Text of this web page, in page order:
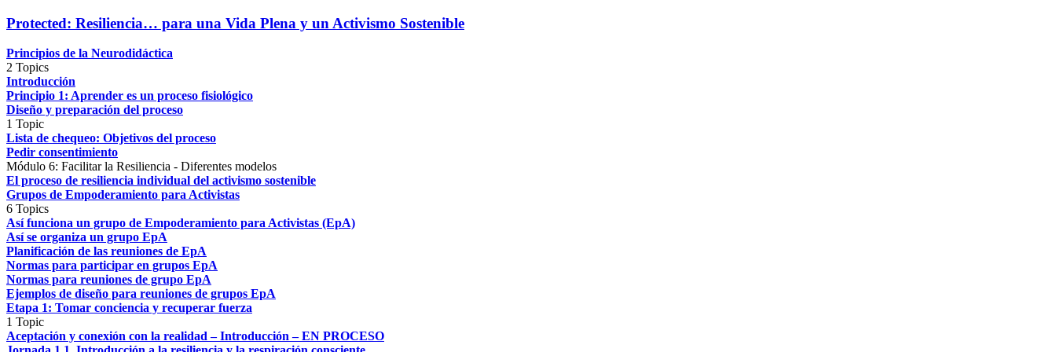
Protected: Resiliencia… para una Vida Plena y un Activismo Sostenible
Principios de la Neurodidáctica
2 Topics
Introducción
Principio 1: Aprender es un proceso fisiológico
Diseño y preparación del proceso
1 Topic
Lista de chequeo: Objetivos del proceso
Pedir consentimiento
Módulo 6: Facilitar la Resiliencia - Diferentes modelos
El proceso de resiliencia individual del activismo sostenible
Grupos de Empoderamiento para Activistas
6 Topics
Así funciona un grupo de Empoderamiento para Activistas (EpA)
Así se organiza un grupo EpA
Planificación de las reuniones de EpA
Normas para participar en grupos EpA
Normas para reuniones de grupo EpA
Ejemplos de diseño para reuniones de grupos EpA
Etapa 1: Tomar conciencia y recuperar fuerza
1 Topic
Aceptación y conexión con la realidad – Introducción – EN PROCESO